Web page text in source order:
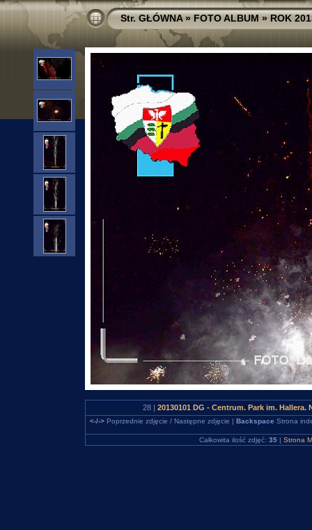
Str. GŁÓWNA»FOTO ALBUM»ROK
28 | 20130101 DG - Centrum. Park im.
<-/->Poprzednie zdjęcie / Następne zdjęcie | Backspace Strona
Całkowita ilość zdjęć: 35 | Strona